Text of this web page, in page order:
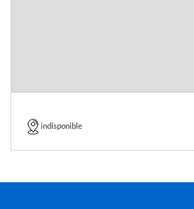
indisponible